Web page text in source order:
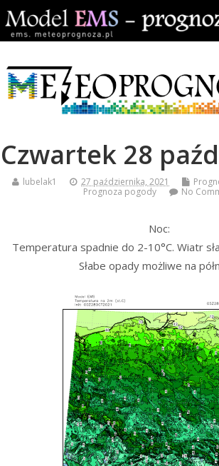
Czwartek 28
lubelak1 27 października, 2021
Prognoza pogody
No
Noc:
Temperatura spadnie do 2-10°C. Wiatr
Słabe opady możliwe na